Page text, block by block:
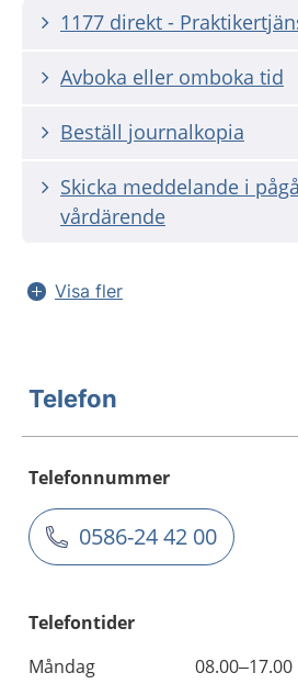
1177 direkt -
Avboka eller omboka tid
Beställ journalkopia
Skicka meddelande i pågående
vårdärende
Visa fler
Telefon
Telefonnummer
0586-24 42 00
Telefontider
Måndag
08.00–17.00